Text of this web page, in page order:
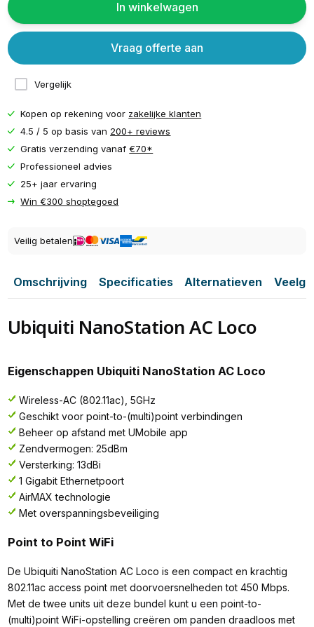
In winkelwagen
Vergelijk
Vraag offerte aan
Kopen op rekening voor zakelijke klanten
4.5 / 5 op basis van 200+ reviews
Gratis verzending vanaf€70*
Professioneel advies
25+ jaar ervaring
Win €300 shoptegoed
Veilig betalen
Omschrijving Specificaties Alternatieven
Ubiquiti NanoStation AC Loco
Eigenschappen Ubiquiti NanoStation AC Loco
Wireless-AC (802.11ac), 5GHz
Geschikt voor point-to-(multi)point verbindingen
Beheer op afstand met UMobile app
Zendvermogen: 25dBm
Versterking: 13dBi
1 Gigabit Ethernetpoort
AirMAX technologie
Met overspanningsbeveiliging
Point to Point WiFi
De Ubiquiti NanoStation AC Loco is een compact en krachtig
802.11ac access point met doorvoersnelheden tot 450 Mbps.
Met de twee units uit deze bundel kunt u een point-to-
(multi)point WiFi-opstelling creëren om panden draadloos met